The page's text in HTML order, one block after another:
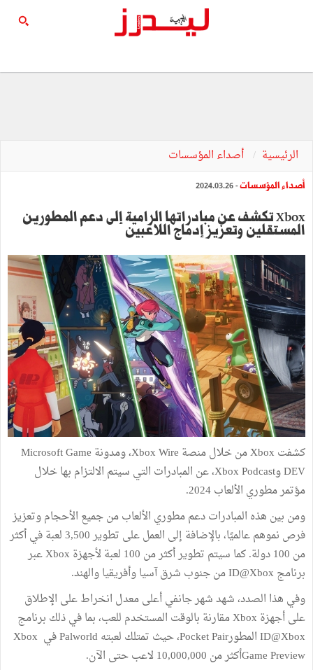
الرئيسية أصداء المؤسسات
أصداء المؤسسات- 2024.03.26
Xbox تكشف عن مبادراتها الرامية إلى دعم المطورين
المستقلين وتعزيز إدماج اللاعبين
كشفت Xbox من خلال منصة Xbox Wire، ومدونة Microsoft Game
DEV وXbox Podcast، عن المبادرات التي سيتم الالتزام بها خلال
مؤتمر مطوري الألعاب 2024.
ومن بين هذه المبادرات دعم مطوري الألعاب من جميع الأحجام وتعزيز
فرص نموهم عالميًا، بالإضافة إلى العمل على تطوير 3,500 لعبة في أكثر
من 100 دولة. كما سيتم تطوير أكثر من 100 لعبة لأجهزة Xbox عبر
برنامج ID@Xbox من جنوب شرق آسيا وأفريقيا والهند.
وفي هذا الصدد، شهد شهر جانفي أعلى معدل انخراط على الإطلاق
على أجهزة Xbox مقارنة بالوقت المستخدم للعب، بما في ذلك برنامج
ID@Xbox المطورPocket Pair، حيث تمتلك لعبته Palworld في Xbox
Game Previewأكثر من 10,000,000 لاعب حتى الآن.